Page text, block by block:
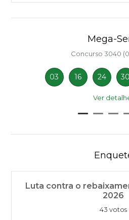
Mega-
Concurso 3040
03 16 24 30
Ver
Luta contra o
2026
43 votos